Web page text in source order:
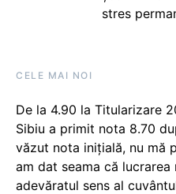
stres
CELE MAI NOI
De la 4.90 la Titularizare
Sibiu a primit nota 8.70
văzut nota inițială, nu mă
am dat seama că
adevăratul sens al